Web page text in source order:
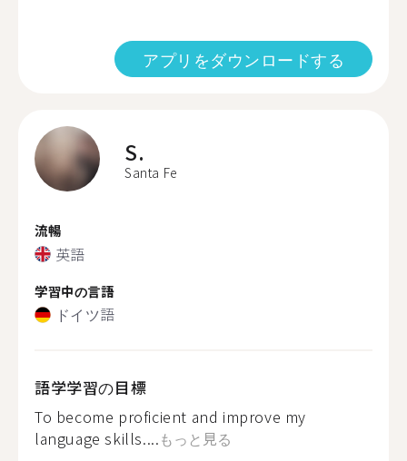
アプリをダウンロードする
S.
Santa Fe
流暢
英語
学習中の言語
ドイツ語
語学学習の目標
To become proficient and improve my
language skills....もっと見る